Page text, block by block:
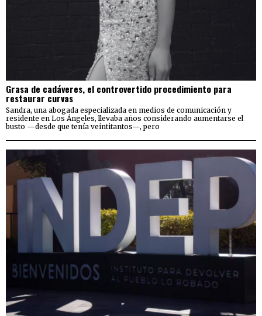
Grasa de cadáveres, el controvertido procedimiento para
restaurar curvas
Sandra, una abogada especializada en medios de comunicación y
residente en Los Ángeles, llevaba años considerando aumentarse el
busto —desde que tenía veintitantos—, pero